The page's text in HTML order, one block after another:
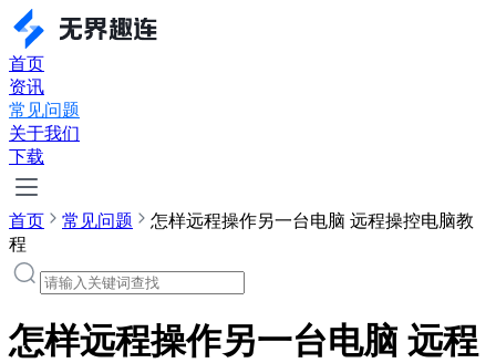
首页
资讯
常见问题
关于我们
下载
首页 常见问题
怎样远程操作另一台电脑 远程操控电脑教
程
怎样远程操作另一台电脑 远程